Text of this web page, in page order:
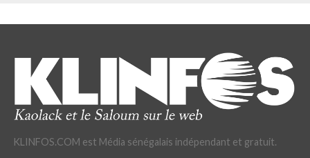
KLINFOS.COM est Média sénégalais indépendant et gratuit.